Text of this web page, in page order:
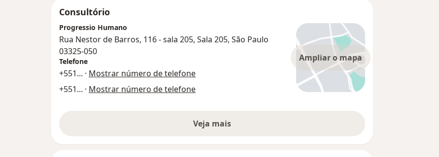
Consultório
Ampliar o mapa
Progressio Humano
Rua Nestor de Barros, 116 - sala 205, Sala 205, São Paulo
03325-050
Telefone
+551... · Mostrar número de telefone
+551... · Mostrar número de telefone
Veja mais